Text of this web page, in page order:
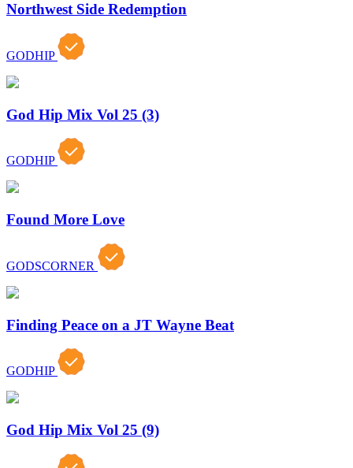
Northwest Side Redemption
GODHIP
God Hip Mix Vol 25 (3)
GODHIP
Found More Love
GODSCORNER
Finding Peace on a JT Wayne Beat
GODHIP
God Hip Mix Vol 25 (9)